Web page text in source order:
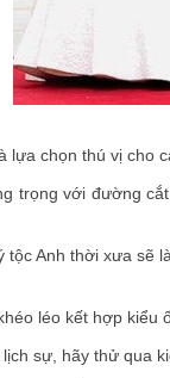
lựa chọn thú vị cho
trọng với đường
Anh thời xưa
léo kết hợp
sự, hãy thử qua